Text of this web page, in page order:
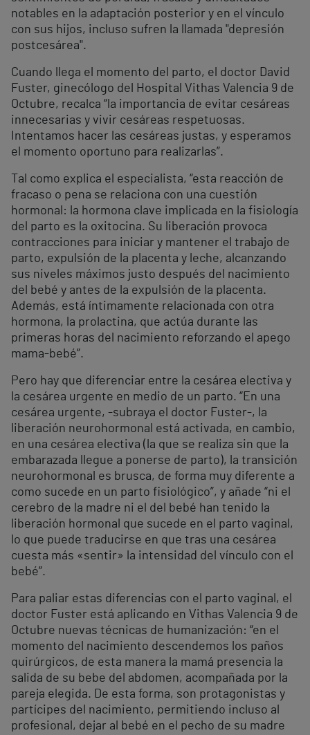
notables en la adaptación posterior y en el vínculo
con sus hijos, incluso sufren la llamada "depresión
postcesárea".
Cuando llega el momento del parto, el doctor David
Fuster, ginecólogo del Hospital Vithas Valencia 9 de
Octubre, recalca “la importancia de evitar cesáreas
innecesarias y vivir cesáreas respetuosas.
Intentamos hacer las cesáreas justas, y esperamos
el momento oportuno para realizarlas”.
Tal como explica el especialista, “esta reacción de
fracaso o pena se relaciona con una cuestión
hormonal: la hormona clave implicada en la fisiología
del parto es la oxitocina. Su liberación provoca
contracciones para iniciar y mantener el trabajo de
parto, expulsión de la placenta y leche, alcanzando
sus niveles máximos justo después del nacimiento
del bebé y antes de la expulsión de la placenta.
Además, está íntimamente relacionada con otra
hormona, la prolactina, que actúa durante las
primeras horas del nacimiento reforzando el apego
mama-bebé”.
Pero hay que diferenciar entre la cesárea electiva y
la cesárea urgente en medio de un parto. “En una
cesárea urgente, -subraya el doctor Fuster-, la
liberación neurohormonal está activada, en cambio,
en una cesárea electiva (la que se realiza sin que la
embarazada llegue a ponerse de parto), la transición
neurohormonal es brusca, de forma muy diferente a
como sucede en un parto fisiológico”, y añade “ni el
cerebro de la madre ni el del bebé han tenido la
liberación hormonal que sucede en el parto vaginal,
lo que puede traducirse en que tras una cesárea
cuesta más «sentir» la intensidad del vínculo con el
bebé”.
Para paliar estas diferencias con el parto vaginal, el
doctor Fuster está aplicando en Vithas Valencia 9 de
Octubre nuevas técnicas de humanización: “en el
momento del nacimiento descendemos los paños
quirúrgicos, de esta manera la mamá presencia la
salida de su bebe del abdomen, acompañada por la
pareja elegida. De esta forma, son protagonistas y
partícipes del nacimiento, permitiendo incluso al
profesional, dejar al bebé en el pecho de su madre